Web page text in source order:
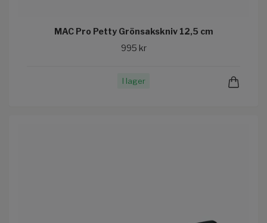
MAC Pro Petty Grönsakskniv 12,5 cm
995 kr
I lager